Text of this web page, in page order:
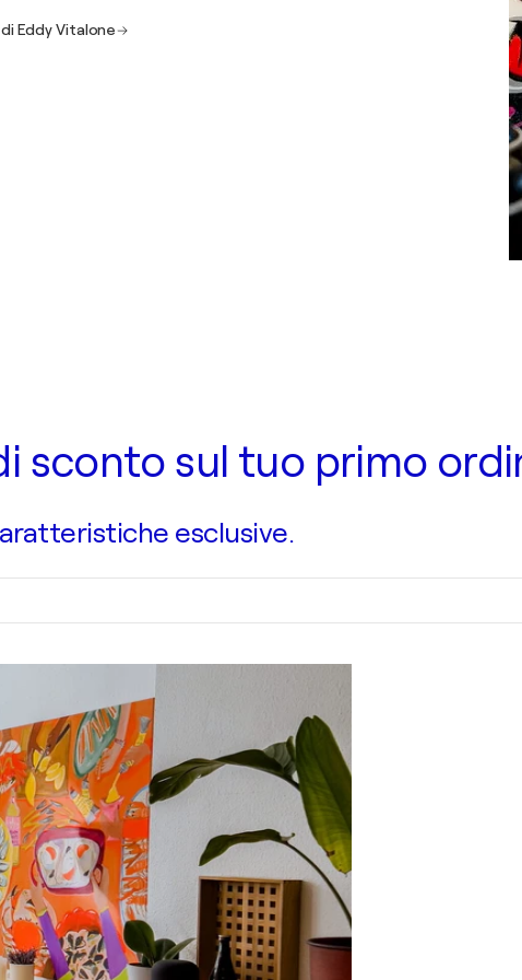
Eddy Vitalone
sconto sul tuo primo
esclusive.